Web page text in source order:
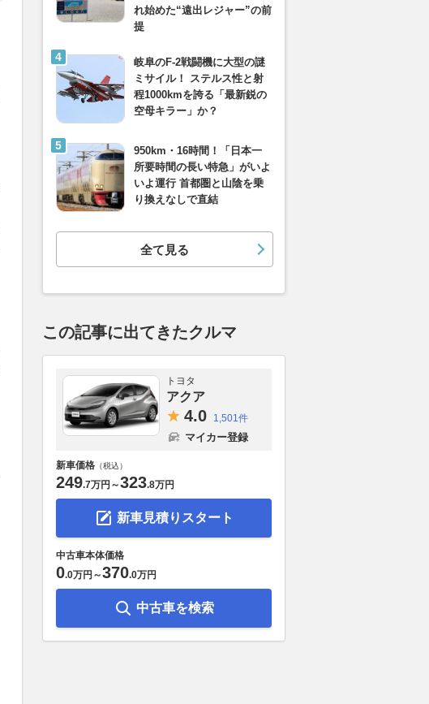
れ始めた“遠出レジャー”の前
提
岐阜のF-2戦闘機に大型の謎
ミサイル！ ステルス性と射
程1000kmを誇る「最新鋭の
空母キラー」か？
950km・16時間！「日本一
所要時間の長い特急」がいよ
いよ運行 首都圏と山陰を乗
り換えなしで直結
全て見る
この記事に出てきたクルマ
トヨタ
アクア
4.0 1,501件
マイカー登録
新車価格 （税込）
249.7万円 ～323.8万円
新車見積りスタート
中古車本体価格
0.0万円 ～370.0万円
中古車を検索